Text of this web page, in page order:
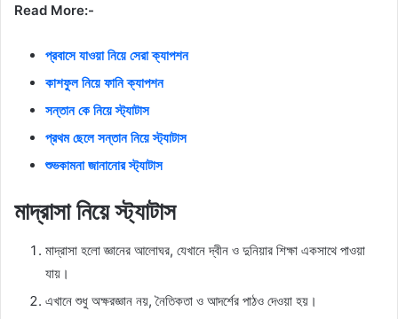
Read More:-
প্রবাসে যাওয়া নিয়ে সেরা ক্যাপশন
কাশফুল নিয়ে ফানি ক্যাপশন
সন্তান কে নিয়ে স্ট্যাটাস
প্রথম ছেলে সন্তান নিয়ে স্ট্যাটাস
শুভকামনা জানানোর স্ট্যাটাস
মাদ্রাসা নিয়ে স্ট্যাটাস
মাদ্রাসা হলো জ্ঞানের আলোঘর, যেখানে দ্বীন ও দুনিয়ার শিক্ষা একসাথে পাওয়া
যায়।
এখানে শুধু অক্ষরজ্ঞান নয়, নৈতিকতা ও আদর্শের পাঠও দেওয়া হয়।